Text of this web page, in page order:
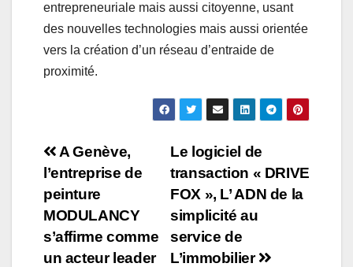
entrepreneuriale mais aussi citoyenne, usant
des nouvelles technologies mais aussi orientée
vers la création d’un réseau d’entraide de
proximité.
Navigation
de
l’article
Le logiciel de
transaction « DRIVE
FOX », L’ ADN de la
simplicité au
service de
L’immobilier
A Genève,
l’entreprise de
peinture
MODULANCY
s’affirme comme
un acteur leader